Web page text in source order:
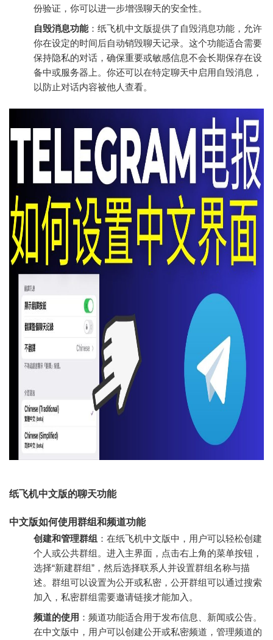
份验证，你可以进一步增强聊天的安全性。
自毁消息功能：纸飞机中文版提供了自毁消息功能，允许
你在设定的时间后自动销毁聊天记录。这个功能适合需要
保持隐私的对话，确保重要或敏感信息不会长期保存在设
备中或服务器上。你还可以在特定聊天中启用自毁消息，
以防止对话内容被他人查看。
纸飞机中文版的聊天功能
中文版如何使用群组和频道功能
创建和管理群组 ：在纸飞机中文版中，用户可以轻松创建
个人或公共群组。进入主界面，点击右上角的菜单按钮，
选择“新建群组”，然后选择联系人并设置群组名称与描
述。群组可以设置为公开或私密，公开群组可以通过搜索
加入，私密群组需要邀请链接才能加入。
频道的使用 ：频道功能适合用于发布信息、新闻或公告。
在中文版中，用户可以创建公开或私密频道，管理频道的